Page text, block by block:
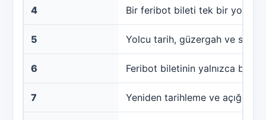
4 Bir feribot bileti tek bir yolcu
5 Yolcu tarih, güzergah ve saat
6 Feribot biletinin yalnızca bir
7 Yeniden tarihleme ve açığa